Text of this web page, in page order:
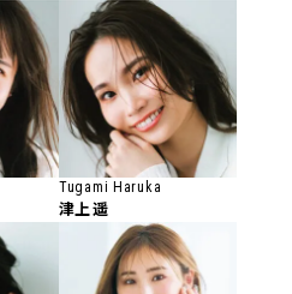
Tugami Haruka
津上 遥